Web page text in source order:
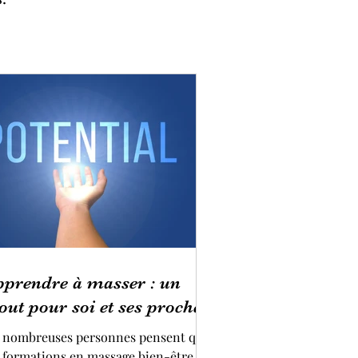
à masser : un
pour soi et ses proches
personnes pensent que